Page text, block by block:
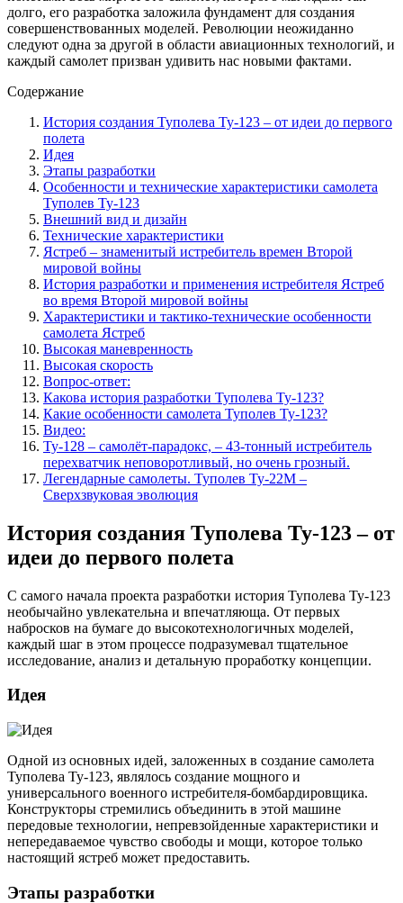
долго, его разработка заложила фундамент для создания
совершенствованных моделей. Революции неожиданно
следуют одна за другой в области авиационных технологий, и
каждый самолет призван удивить нас новыми фактами.
Содержание
История создания Туполева Ту-123 – от идеи до первого
полета
Идея
Этапы разработки
Особенности и технические характеристики самолета
Туполев Ту-123
Внешний вид и дизайн
Технические характеристики
Ястреб – знаменитый истребитель времен Второй
мировой войны
История разработки и применения истребителя Ястреб
во время Второй мировой войны
Характеристики и тактико-технические особенности
самолета Ястреб
Высокая маневренность
Высокая скорость
Вопрос-ответ:
Какова история разработки Туполева Ту-123?
Какие особенности самолета Туполев Ту-123?
Видео:
Ту-128 – самолёт-парадокс, – 43-тонный истребитель
перехватчик неповоротливый, но очень грозный.
Легендарные самолеты. Туполев Ту-22М –
Сверхзвуковая эволюция
История создания Туполева Ту-123 – от
идеи до первого полета
С самого начала проекта разработки история Туполева Ту-123
необычайно увлекательна и впечатляюща. От первых
набросков на бумаге до высокотехнологичных моделей,
каждый шаг в этом процессе подразумевал тщательное
исследование, анализ и детальную проработку концепции.
Идея
Одной из основных идей, заложенных в создание самолета
Туполева Ту-123, являлось создание мощного и
универсального военного истребителя-бомбардировщика.
Конструкторы стремились объединить в этой машине
передовые технологии, непревзойденные характеристики и
непередаваемое чувство свободы и мощи, которое только
настоящий ястреб может предоставить.
Этапы разработки